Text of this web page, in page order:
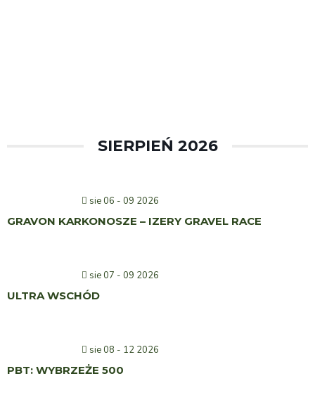
SIERPIEŃ 2026
sie 06 - 09 2026
GRAVON KARKONOSZE – IZERY GRAVEL RACE
sie 07 - 09 2026
ULTRA WSCHÓD
sie 08 - 12 2026
PBT: WYBRZEŻE 500